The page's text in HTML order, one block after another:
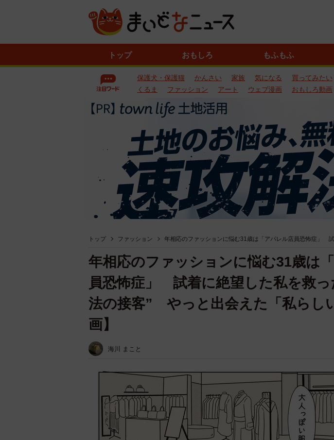
トップ おもしろ もふもふ
保護犬・保護猫 かんさい 家族 気になる 買ってみたい
くるま
ファッション アート ウェブ漫画 おもしろ動画
トップ ファッション 年相応のファッションに悩む31歳は「アパレル店員恐怖症」
年相応のファッションに悩む31歳は
員恐怖症」 試着に絶望した私を救っ
法の接客” やっと出会えた「私らし
画】
海川 まこと